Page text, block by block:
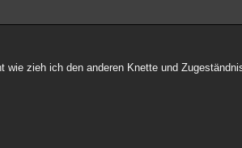
zieh ich den anderen Knette und